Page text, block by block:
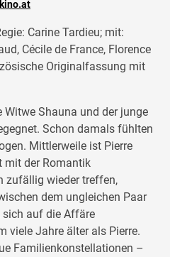
Carine Tardieu; mit:
Cécile de France, Florence
Originalfassung mit
Shauna und der junge
Schon damals fühlten
Mittlerweile ist Pierre
mit der Romantik
zufällig wieder treffen,
dem ungleichen Paar
sich auf die Affäre
viele Jahre älter als Pierre.
Familienkonstellationen –